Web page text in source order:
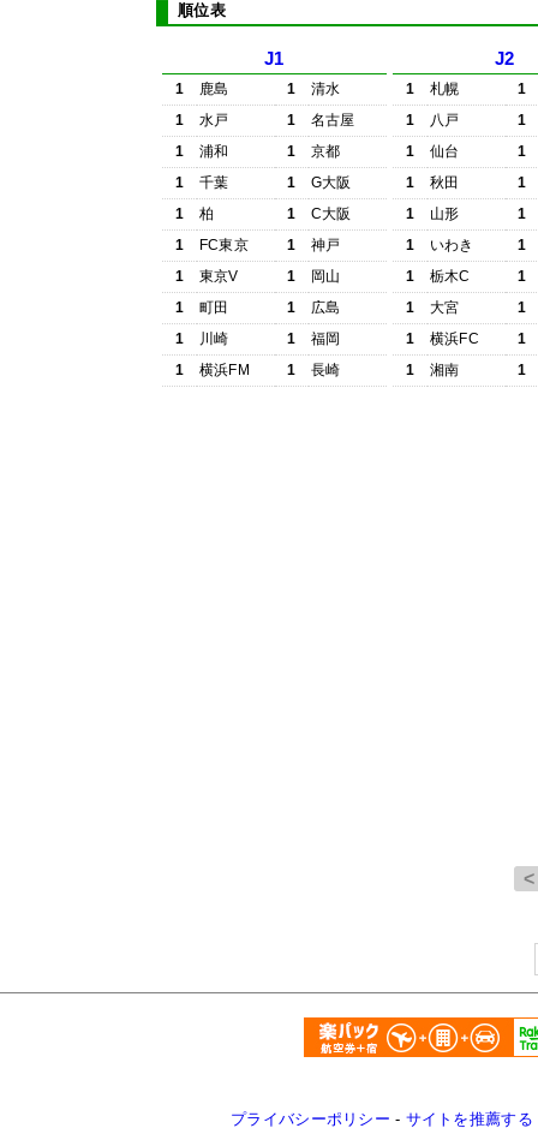
順位表
J1
1 鹿島 1
清水
1
水戸 1
名古屋
1
浦和 1
京都
1
千葉 1
G大阪
1
柏 1
C大阪
1
FC東京 1
神戸
1
東京V 1
岡山
1
町田 1
広島
1
川崎 1
福岡
1
横浜FM 1 長崎
J2
1 札幌
1
1
八戸
1
1
仙台
1
1
秋田
1
1
山形
1
1
いわき
1
1
栃木C
1
1
大宮
1
1
横浜FC
1
1
湘南 1
プライバシーポリシー - サイトを推薦する